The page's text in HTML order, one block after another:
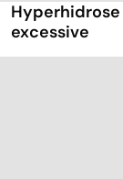
excessive